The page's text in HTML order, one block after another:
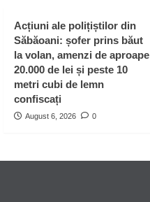
Acțiuni ale polițiștilor din
Săbăoani: șofer prins băut
la volan, amenzi de aproape
20.000 de lei și peste 10
metri cubi de lemn
confiscați
August 6, 2026 0